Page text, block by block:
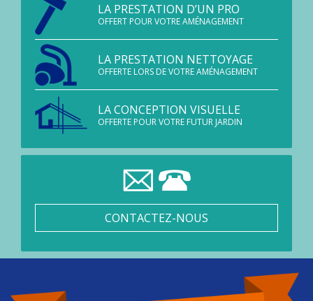
LA PRESTATION D’UN PRO
OFFERT POUR VOTRE AMÉNAGEMENT
LA PRESTATION NETTOYAGE
OFFERTE LORS DE VOTRE AMÉNAGEMENT
LA CONCEPTION VISUELLE
OFFERTE POUR VOTRE FUTUR JARDIN
CONTACTEZ-NOUS